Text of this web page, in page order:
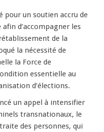
pour un soutien accru de
d’accompagner les
de la
la nécessité de
la Force de
essentielle au
d’élections.
un appel à intensifier
transnationaux, le
des personnes, qui